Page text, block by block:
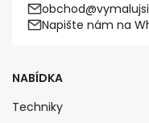
Napište nám na
NABÍDKA
Techniky